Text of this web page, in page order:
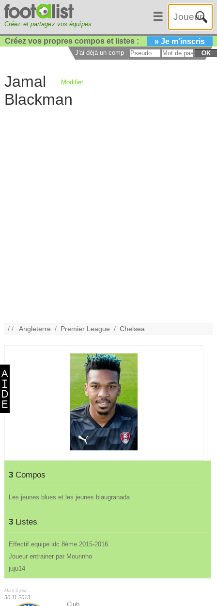
Créez et partagez vos équipes
☰
Créez vos propres compos et listes : » Je m'inscris
J'ai déjà un compte : OK
Jamal
Blackman
Modifier
/ /Angleterre / Premier League /Chelsea
3 Compos
Les jeunes blues et les jeunes blaugranada
3 Listes
Effectif equipe ldc 8ème 2015-2016
Joueur entrainer par Mourinho
juju14
Mise à jour :
30.11.2013
Club